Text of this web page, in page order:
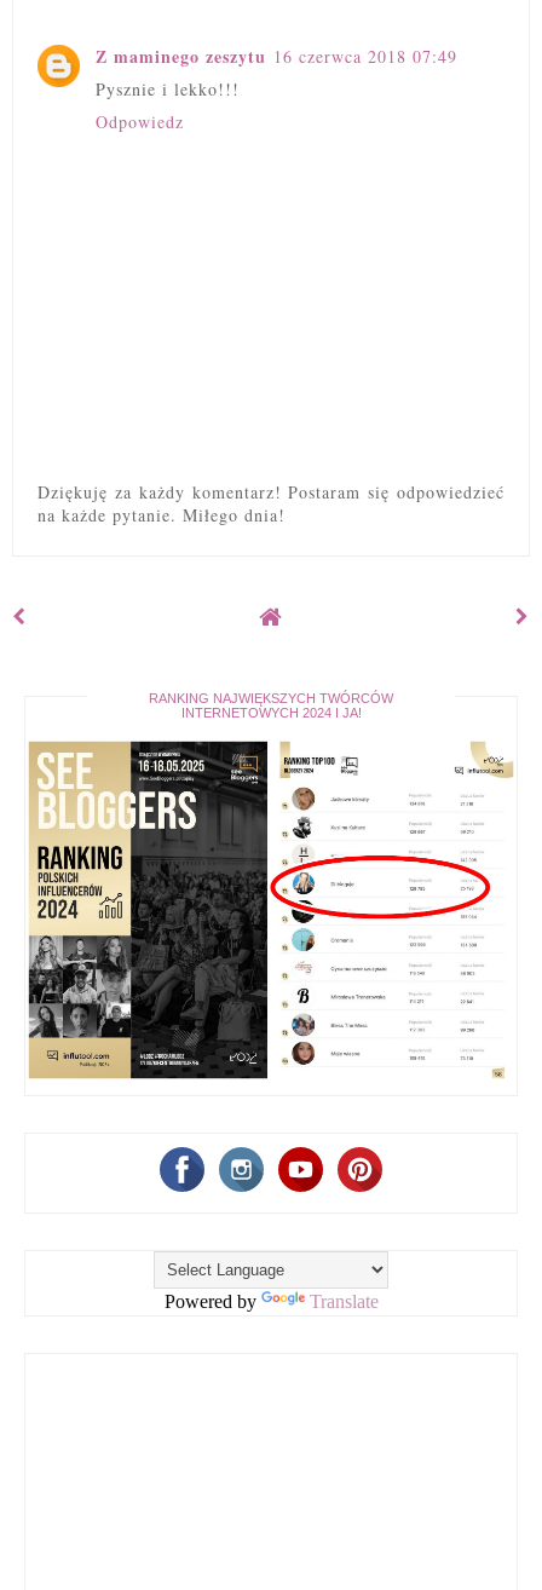
Z maminego zeszytu 16 czerwca 2018 07:49
Pysznie i lekko!!!
Odpowiedz
Dziękuję za każdy komentarz! Postaram się odpowiedzieć
na każde pytanie. Miłego dnia!
RANKING NAJWIĘKSZYCH TWÓRCÓW
INTERNETOWYCH 2024 I JA!
Powered by Translate